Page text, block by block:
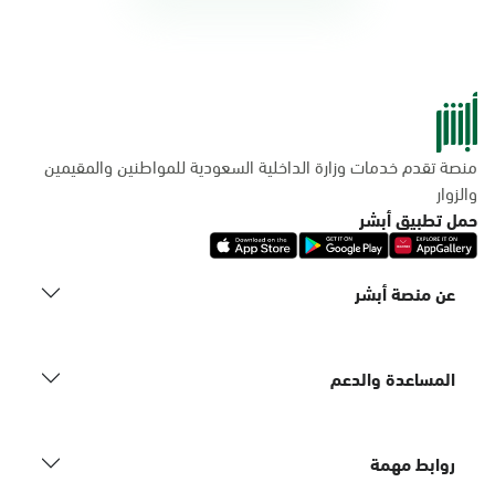
منصة تقدم خدمات وزارة الداخلية السعودية للمواطنين والمقيمين
والزوار
حمل تطبيق أبشر
عن منصة أبشر
المساعدة والدعم
روابط مهمة